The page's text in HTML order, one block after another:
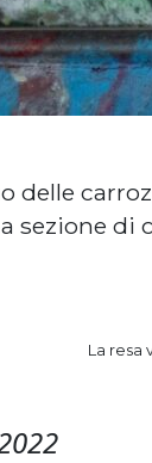
delle
sezione di
La resa